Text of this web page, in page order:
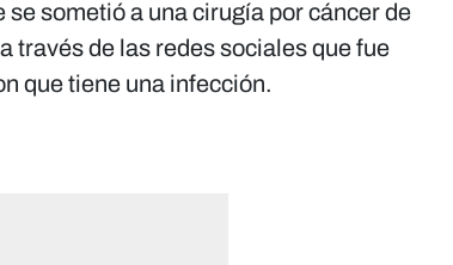
se sometió a una cirugía por cáncer de
través de las redes sociales que fue
que tiene una infección.